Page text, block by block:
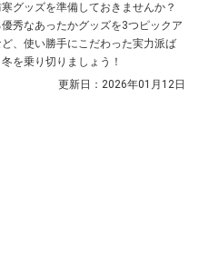
グッズを準備しておきませんか？
秀なあったかグッズを3つピックア
、使い勝手にこだわった実力派ば
を乗り切りましょう！
更新日： 2026年01月12日